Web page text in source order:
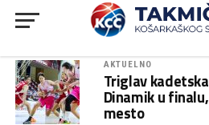
AKTUELNO
Triglav
Dinamik u
mesto